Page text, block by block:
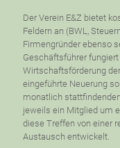
Der Verein E&Z bietet
Feldern an (BWL,
Firmengründer ebenso
Geschäftsführer
Wirtschaftsförderung
eingeführte Neuerung
monatlich
jeweils ein Mitglied um
diese Treffen von einer
Austausch entwickelt.